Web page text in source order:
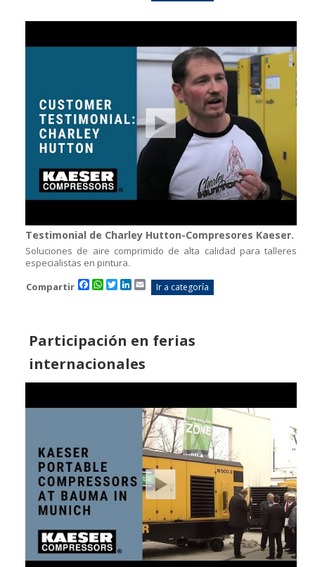
Testimonial de Charley Hutton-Compresores Kaeser.
Soluciones de aire comprimido de alta calidad para talleres
especialistas en pintura.
Compartir
Facebook
WhatsApp
TwitterLinkedIn
Email
Ir a categoría
Participación en ferias
internacionales